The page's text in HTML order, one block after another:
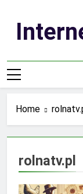
content
Home
rolnatv.pl